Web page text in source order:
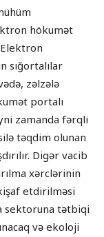
hökumət
sığortalılar
zəlzələ
portalı
zamanda fərqli
təqdim olunan
Digər vacib
xərclərinin
etdirilməsi
sektoruna tətbiqi
və ekoloji